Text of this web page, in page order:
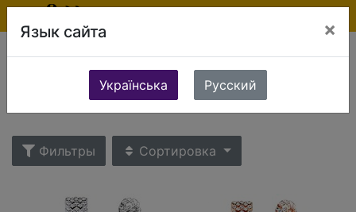
Ювелирные изделия Производители CL
Фильтры Сортировка
Язык сайта ×
Українська Русский